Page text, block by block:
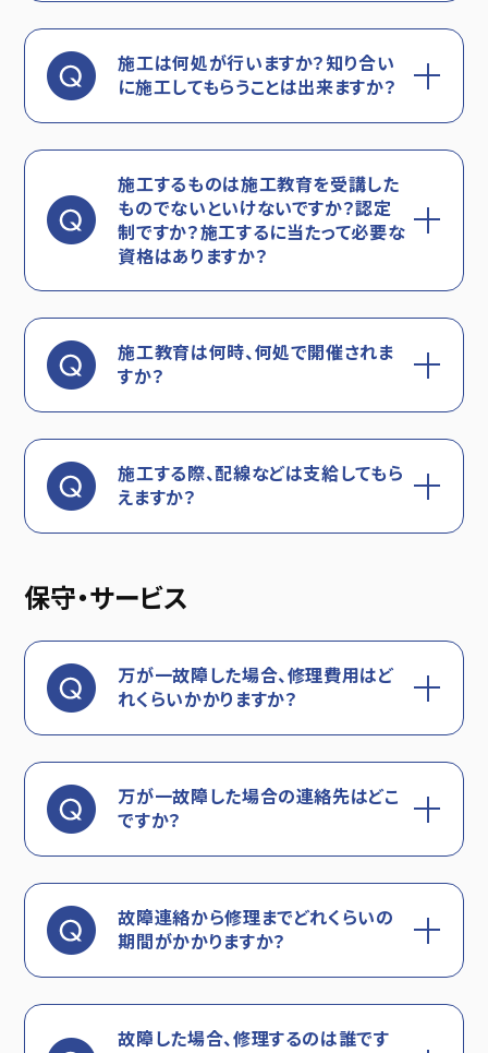
施工は何処が行いますか？知り合い
に施工してもらうことは出来ますか？
施工するものは施工教育を受講した
ものでないといけないですか？認定
制ですか？施工するに当たって必要な
資格はありますか？
施工教育は何時、何処で開催されま
すか？
施工する際、配線などは支給してもら
えますか？
保守・サービス
万が一故障した場合、修理費用はど
れくらいかかりますか？
万が一故障した場合の連絡先はどこ
ですか？
故障連絡から修理までどれくらいの
期間がかかりますか？
故障した場合、修理するのは誰です